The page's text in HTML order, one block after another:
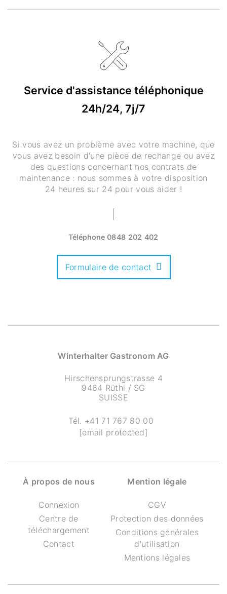
Service d'assistance téléphonique
24h/24, 7j/7
Si vous avez un problème avec votre machine, que
vous avez besoin d'une pièce de rechange ou avez
des questions concernant nos contrats de
maintenance : nous sommes à votre disposition
24 heures sur 24 pour vous aider !
Téléphone0848 202 402
Formulaire de contact
Winterhalter Gastronom AG
Hirschensprungstrasse 4
9464 Rüthi / SG
SUISSE
Tél. +41 71 767 80 00
[email protected]
À propos de nous
Connexion
Centre de
téléchargement
Contact
Mention légale
CGV
Protection des données
Conditions générales
d'utilisation
Mentions légales